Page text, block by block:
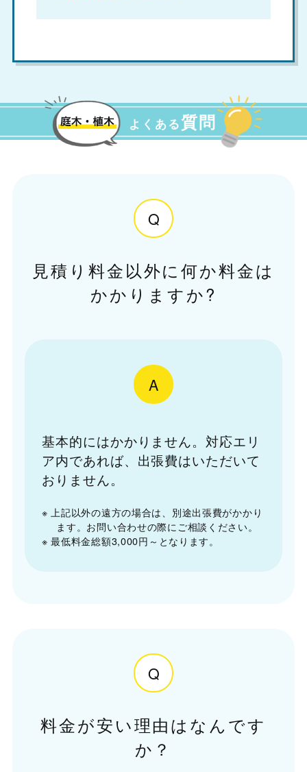
よくある質問
Q
見積り料金以外に何か料金は
かかりますか?
A
基本的にはかかりません。対応エリ
ア内であれば、出張費はいただいて
おりません。
※ 上記以外の遠方の場合は、別途出張費がかかり
ます。お問い合わせの際にご相談ください。
※ 最低料金総額3,000円～となります。
Q
料金が安い理由はなんです
か？